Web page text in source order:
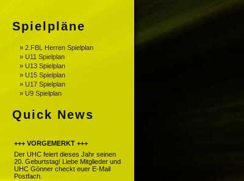
Spielpläne
» 2.FBL Herren Spielplan
» U11 Spielplan
» U13 Spielplan
» U15 Spielplan
» U17 Spielplan
» U9 Spielplan
Quick News
+++ VORGEMERKT +++
Der UHC feiert dieses Jahr seinen
20. Geburtstag! Liebe Mitglieder und
UHC Gönner checkt euer E-Mail
Postfach.